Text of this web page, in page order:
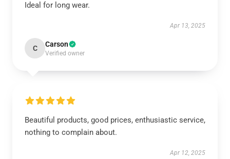
Ideal for long wear.
Apr 13, 2025
C Carson
Verified owner
Beautiful products, good prices, enthusiastic service,
nothing to complain about.
Apr 12, 2025